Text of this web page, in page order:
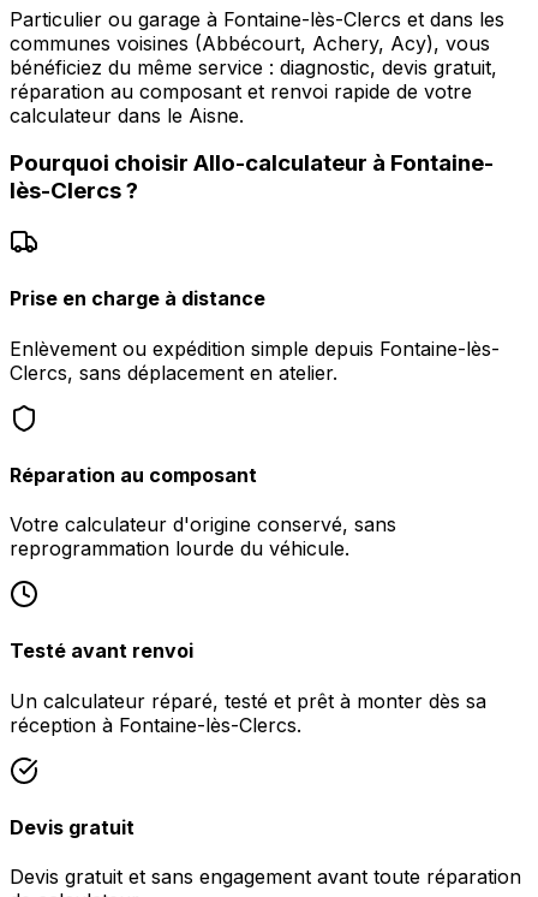
Particulier ou garage à Fontaine-lès-Clercs et dans les
communes voisines (Abbécourt, Achery, Acy), vous
bénéficiez du même service : diagnostic, devis gratuit,
réparation au composant et renvoi rapide de votre
calculateur dans le Aisne.
Pourquoi choisir Allo-calculateur à Fontaine-
lès-Clercs?
Prise en charge à distance
Enlèvement ou expédition simple depuis Fontaine-lès-
Clercs, sans déplacement en atelier.
Réparation au composant
Votre calculateur d'origine conservé, sans
reprogrammation lourde du véhicule.
Testé avant renvoi
Un calculateur réparé, testé et prêt à monter dès sa
réception à Fontaine-lès-Clercs.
Devis gratuit
Devis gratuit et sans engagement avant toute réparation